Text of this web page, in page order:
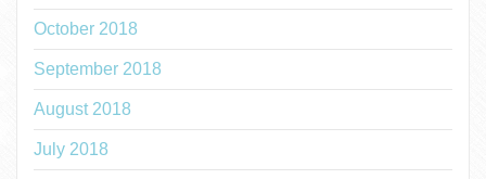
October 2018
September 2018
August 2018
July 2018